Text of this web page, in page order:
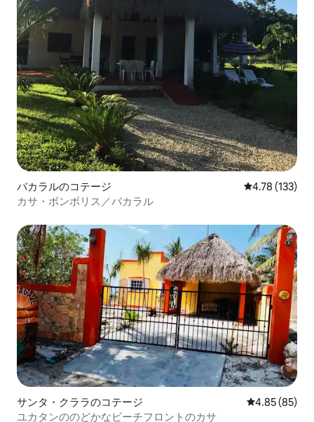
バカラルのコテージ レビュー133
4.78 (133)
カサ・ボンボリス／バカラル
サンタ・クララのコテージ レビュー85
4.85 (85)
ユカタンののどかなビーチフロントのカサ